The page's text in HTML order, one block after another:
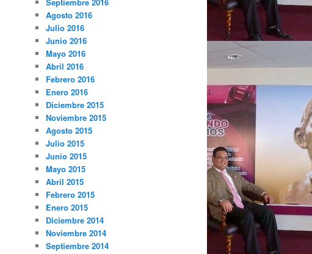
Agosto 2016
Julio 2016
Junio 2016
Mayo 2016
Abril 2016
Febrero 2016
Enero 2016
Diciembre 2015
Noviembre 2015
Agosto 2015
Julio 2015
Junio 2015
Mayo 2015
Abril 2015
Febrero 2015
Enero 2015
Diciembre 2014
Noviembre 2014
Septiembre 2014